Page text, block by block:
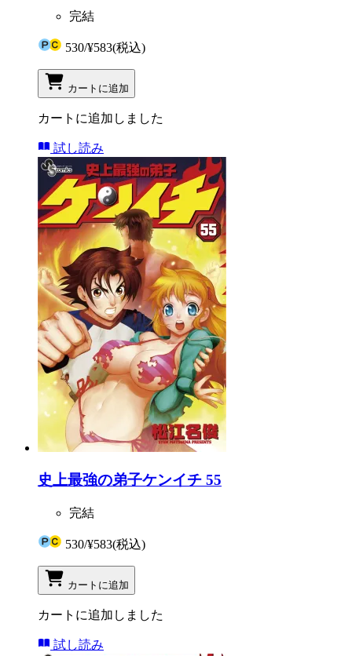
完結
530/¥583(税込)
カートに追加
カートに追加しました
試し読み
史上最強の弟子ケンイチ 55
完結
530/¥583(税込)
カートに追加
カートに追加しました
試し読み